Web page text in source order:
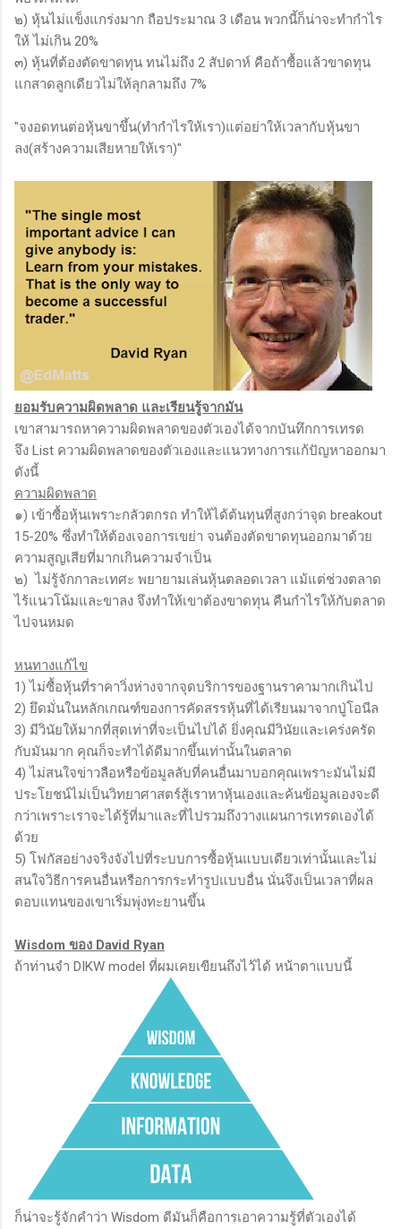
๒) หุ้นไม่แข็งแกร่งมาก ถือประมาณ 3 เดือน พวกนี้ก็น่าจะทำกำไร
ให้ ไม่เกิน 20%
๓) หุ้นที่ต้องตัดขาดทุน ทนไม่ถึง 2 สัปดาห์ คือถ้าซื้อแล้วขาดทุน
แกสาดลูกเดียวไม่ให้ลุกลามถึง 7%
"จงอดทนต่อหุ้นขาขึ้น(ทำกำไรให้เรา)แต่อย่าให้เวลากับหุ้นขา
ลง(สร้างความเสียหายให้เรา)"
ยอมรับความผิดพลาด และเรียนรู้จากมัน
เขาสามารถหาความผิดพลาดของตัวเองได้จากบันทึกการเทรด
จึง List ความผิดพลาดของตัวเองและแนวทางการแก้ปัญหาออกมา
ดังนี้
ความผิดพลาด
๑) เข้าซื้อหุ้นเพราะกลัวตกรถ ทำให้ได้ต้นทุนที่สูงกว่าจุด breakout
15-20% ซึ่งทำให้ต้องเจอการเขย่า จนต้องตัดขาดทุนออกมาด้วย
ความสูญเสียที่มากเกินความจำเป็น
๒) ไม่รู้จักกาละเทศะ พยายามเล่นหุ้นตลอดเวลา แม้แต่ช่วงตลาด
ไร้แนวโน้มและขาลง จึงทำให้เขาต้องขาดทุน คืนกำไรให้กับตลาด
ไปจนหมด
หนทางแก้ไข
1) ไม่ซื้อหุ้นที่ราคาวิ่งห่างจากจุดบริการของฐานราคามากเกินไป
2) ยึดมั่นในหลักเกณฑ์ของการคัดสรรหุ้นที่ได้เรียนมาจากปู่โอนีล
3) มีวินัยให้มากที่สุดเท่าที่จะเป็นไปได้ ยิ่งคุณมีวินัยและเคร่งครัด
กับมันมาก คุณก็จะทำได้ดีมากขึ้นเท่านั้นในตลาด
4) ไม่สนใจข่าวลือหรือข้อมูลลับที่คนอื่นมาบอกคุณเพราะมันไม่มี
ประโยชน์ไม่เป็นวิทยาศาสตร์สู้เราหาหุ้นเองและค้นข้อมูลเองจะดี
กว่าเพราะเราจะได้รู้ที่มาและที่ไปรวมถึงวางแผนการเทรดเองได้
ด้วย
5) โฟกัสอย่างจริงจังไปที่ระบบการซื้อหุ้นแบบเดียวเท่านั้นและไม่
สนใจวิธีการคนอื่นหรือการกระทำรูปแบบอื่น นั่นจึงเป็นเวลาที่ผล
ตอบแทนของเขาเริ่มพุ่งทะยานขึ้น
Wisdom ของ David Ryan
ถ้าท่านจำ DIKW model ที่ผมเคยเขียนถึงไว้ได้ หน้าตาแบบนี้
ก็น่าจะรู้จักคำว่า Wisdom ดีมันก็คือการเอาความรู้ที่ตัวเองได้